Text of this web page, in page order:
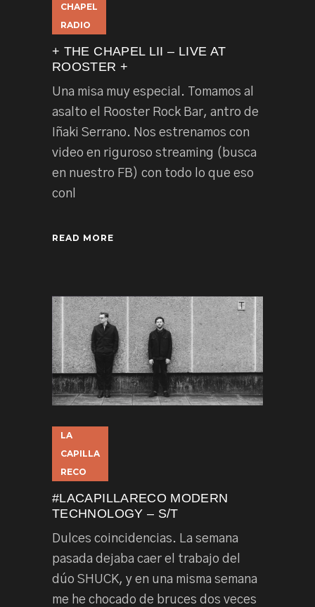
CHAPEL
RADIO
+ THE CHAPEL LII – LIVE AT
ROOSTER +
Una misa muy especial. Tomamos al
asalto el Rooster Rock Bar, antro de
Iñaki Serrano. Nos estrenamos con
video en riguroso streaming (busca
en nuestro FB) con todo lo que eso
conl
READ MORE
LA
CAPILLA
RECO
#LACAPILLARECO MODERN
TECHNOLOGY – S/T
Dulces coincidencias. La semana
pasada dejaba caer el trabajo del
dúo SHUCK, y en una misma semana
me he chocado de bruces dos veces